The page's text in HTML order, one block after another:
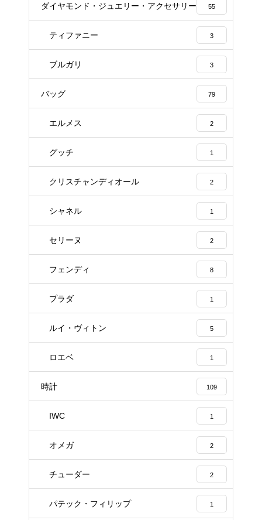
ダイヤモンド・ジュエリー・アクセサリー 55
ティファニー 3
ブルガリ 3
バッグ 79
エルメス 2
グッチ 1
クリスチャンディオール 2
シャネル 1
セリーヌ 2
フェンディ 8
プラダ 1
ルイ・ヴィトン 5
ロエベ 1
時計 109
IWC 1
オメガ 2
チューダー 2
パテック・フィリップ 1